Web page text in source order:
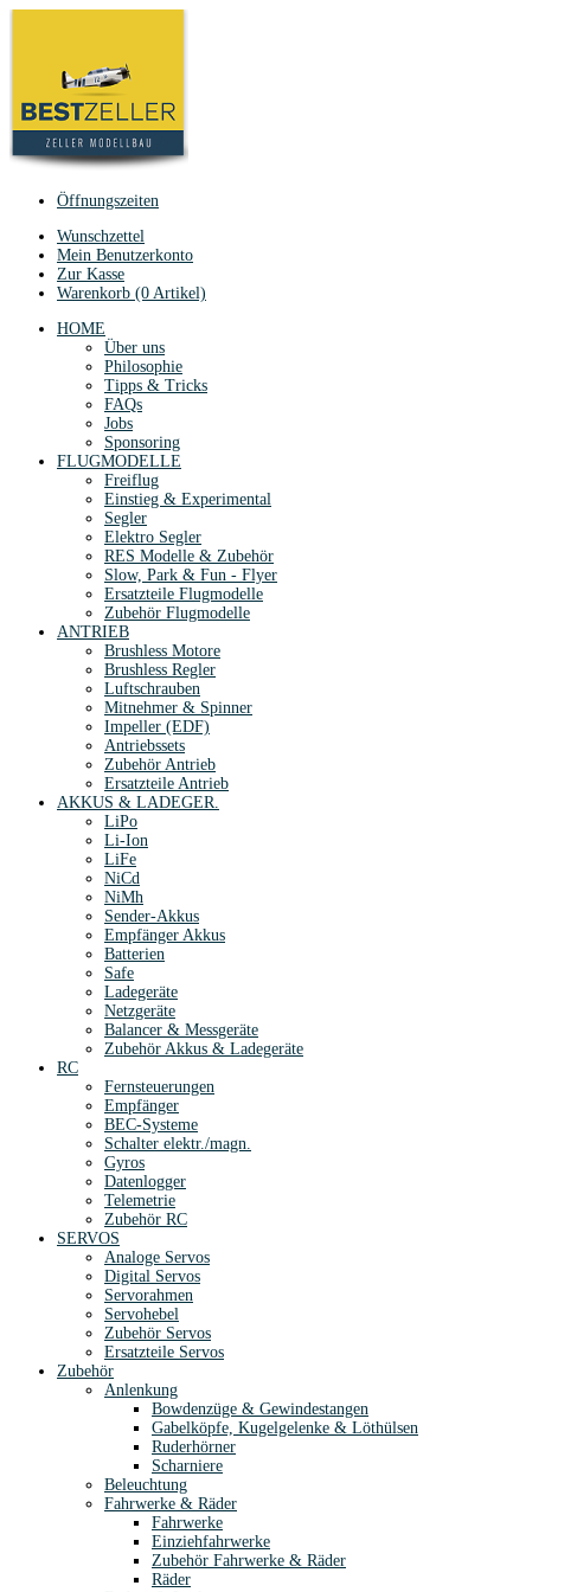
Öffnungszeiten
Wunschzettel
Mein Benutzerkonto
Zur Kasse
Warenkorb (0 Artikel)
HOME
Über uns
Philosophie
Tipps & Tricks
FAQs
Jobs
Sponsoring
FLUGMODELLE
Freiflug
Einstieg & Experimental
Segler
Elektro Segler
RES Modelle & Zubehör
Slow, Park & Fun - Flyer
Ersatzteile Flugmodelle
Zubehör Flugmodelle
ANTRIEB
Brushless Motore
Brushless Regler
Luftschrauben
Mitnehmer & Spinner
Impeller (EDF)
Antriebssets
Zubehör Antrieb
Ersatzteile Antrieb
AKKUS & LADEGER.
LiPo
Li-Ion
LiFe
NiCd
NiMh
Sender-Akkus
Empfänger Akkus
Batterien
Safe
Ladegeräte
Netzgeräte
Balancer & Messgeräte
Zubehör Akkus & Ladegeräte
RC
Fernsteuerungen
Empfänger
BEC-Systeme
Schalter elektr./magn.
Gyros
Datenlogger
Telemetrie
Zubehör RC
SERVOS
Analoge Servos
Digital Servos
Servorahmen
Servohebel
Zubehör Servos
Ersatzteile Servos
Zubehör
Anlenkung
Bowdenzüge & Gewindestangen
Gabelköpfe, Kugelgelenke & Löthülsen
Ruderhörner
Scharniere
Beleuchtung
Fahrwerke & Räder
Fahrwerke
Einziehfahrwerke
Zubehör Fahrwerke & Räder
Räder